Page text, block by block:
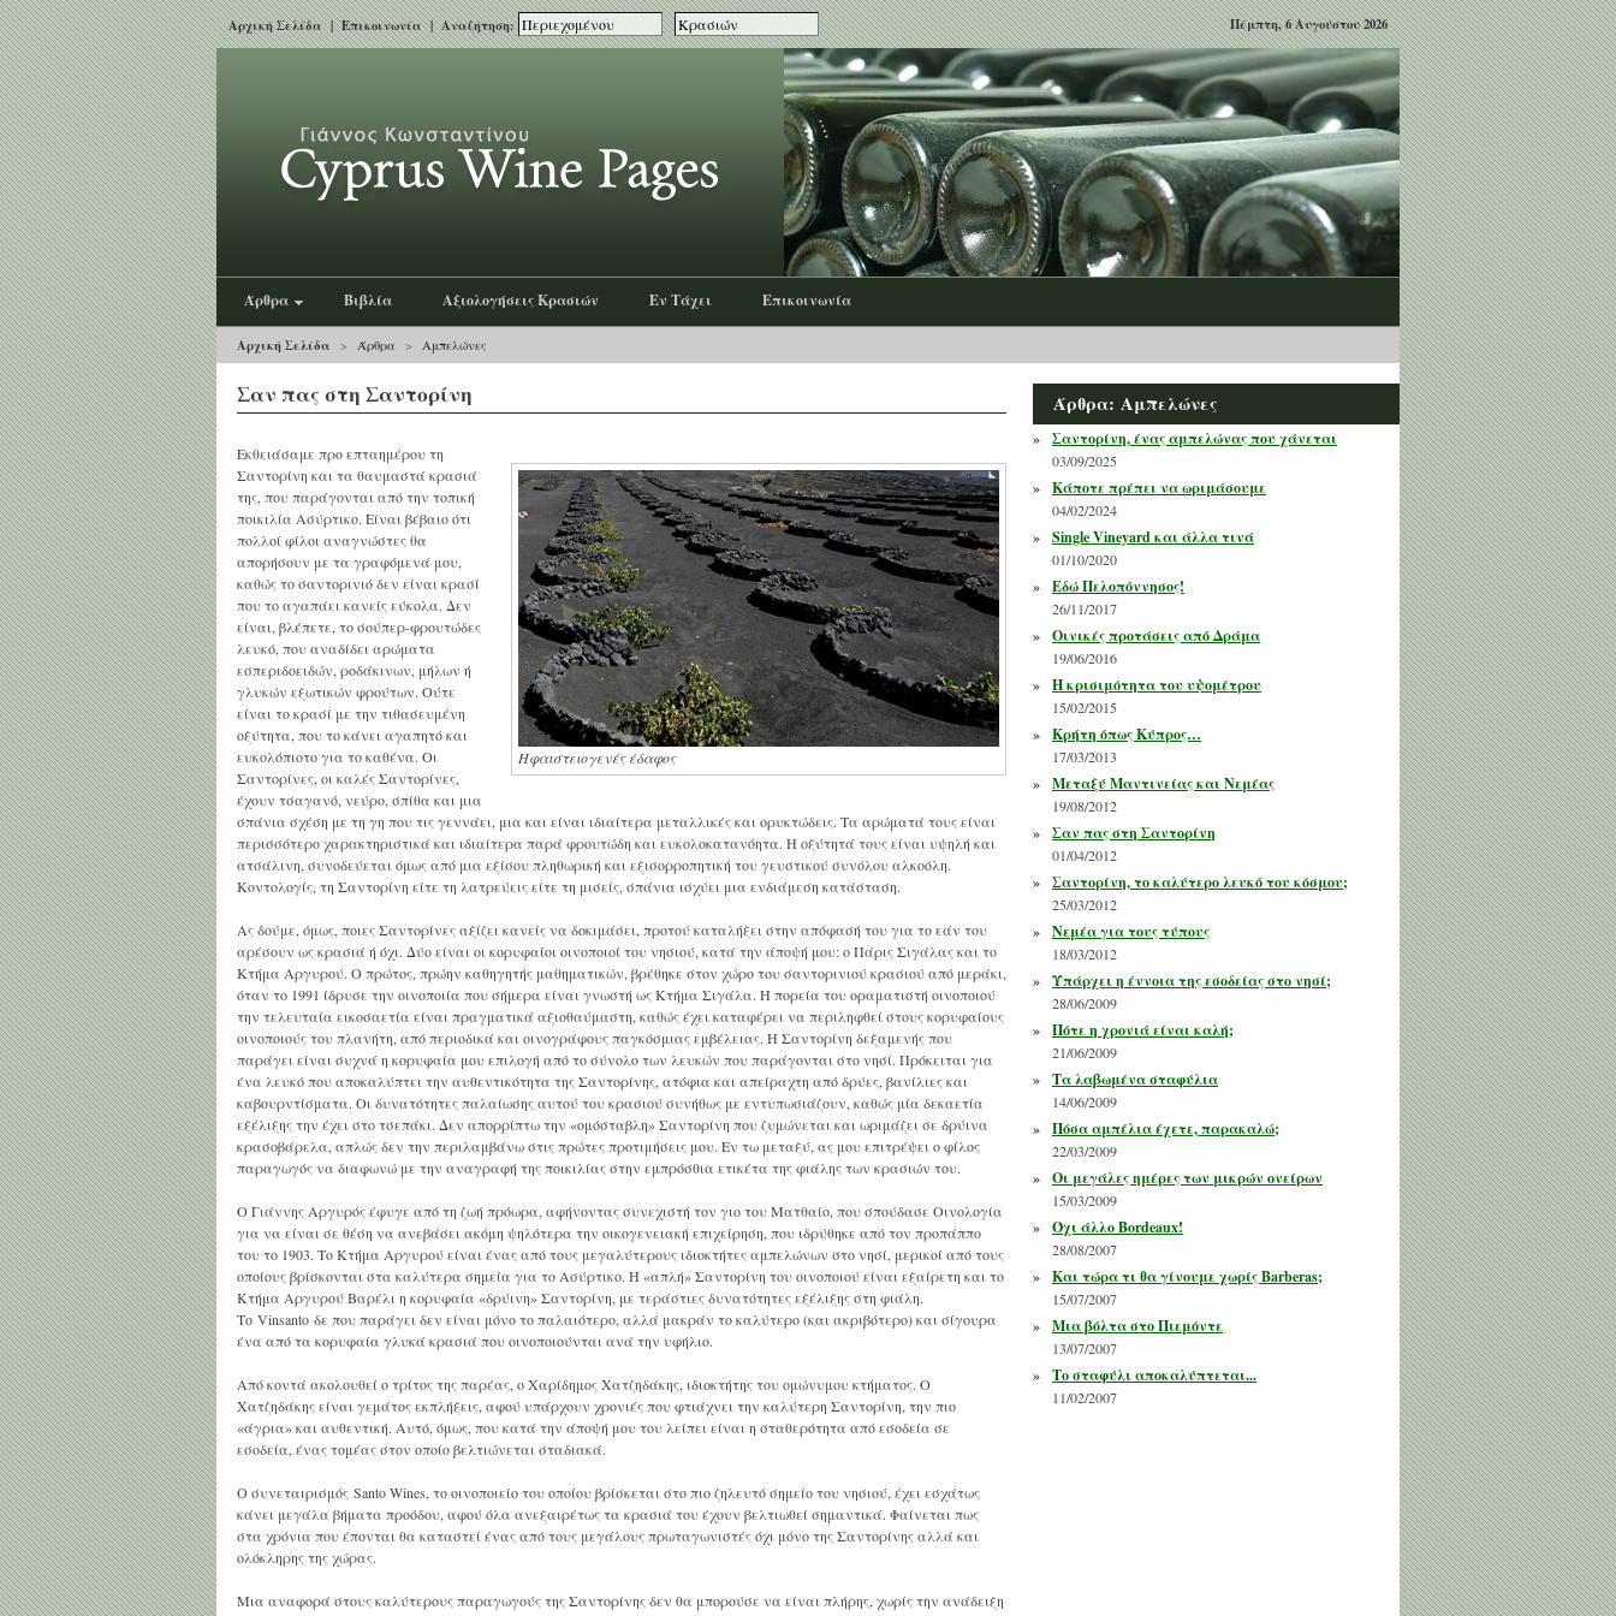
Αρχική Σελίδα|Επικοινωνία| Αναζήτηση: Πέμπτη, 6 Αυγούστου 2026
Άρθρα Βιβλία Αξιολογήσεις Κρασιών Εν Τάχει Επικοινωνία
Αρχική Σελίδα > Άρθρα > Αμπελώνες
Σαν πας στη Σαντορίνη
Ηφαιστειογενές έδαφος
Εκθειάσαμε προ επταημέρου τη
Σαντορίνη και τα θαυμαστά κρασιά
της, που παράγονται από την τοπική
ποικιλία Ασύρτικο. Είναι βέβαιο ότι
πολλοί φίλοι αναγνώστες θα
απορήσουν με τα γραφόμενά μου,
καθώς το σαντορινιό δεν είναι κρασί
που το αγαπάει κανείς εύκολα. Δεν
είναι, βλέπετε, το σούπερ-φρουτώδες
λευκό, που αναδίδει αρώματα
εσπεριδοειδών, ροδάκινων, μήλων ή
γλυκών εξωτικών φρούτων. Ούτε
είναι το κρασί με την τιθασευμένη
οξύτητα, που το κάνει αγαπητό και
ευκολόπιοτο για το καθένα. Οι
Σαντορίνες, οι καλές Σαντορίνες,
έχουν τσαγανό, νεύρο, σπίθα και μια
σπάνια σχέση με τη γη που τις γεννάει, μια και είναι ιδιαίτερα μεταλλικές και ορυκτώδεις. Τα αρώματά τους είναι
περισσότερο χαρακτηριστικά και ιδιαίτερα παρά φρουτώδη και ευκολοκατανόητα. Η οξύτητά τους είναι υψηλή και
ατσάλινη, συνοδεύεται όμως από μια εξίσου πληθωρική και εξισορροπητική του γευστικού συνόλου αλκοόλη.
Κοντολογίς, τη Σαντορίνη είτε τη λατρεύεις είτε τη μισείς, σπάνια ισχύει μια ενδιάμεση κατάσταση.
Ας δούμε, όμως, ποιες Σαντορίνες αξίζει κανείς να δοκιμάσει, προτού καταλήξει στην απόφασή του για το εάν του
αρέσουν ως κρασιά ή όχι. Δύο είναι οι κορυφαίοι οινοποιοί του νησιού, κατά την άποψή μου: ο Πάρις Σιγάλας και το
Κτήμα Αργυρού. Ο πρώτος, πρώην καθηγητής μαθηματικών, βρέθηκε στον χώρο του σαντορινιού κρασιού από μεράκι,
όταν το 1991 ίδρυσε την οινοποιία που σήμερα είναι γνωστή ως Κτήμα Σιγάλα. Η πορεία του οραματιστή οινοποιού
την τελευταία εικοσαετία είναι πραγματικά αξιοθαύμαστη, καθώς έχει καταφέρει να περιληφθεί στους κορυφαίους
οινοποιούς του πλανήτη, από περιοδικά και οινογράφους παγκόσμιας εμβέλειας. Η Σαντορίνη δεξαμενής που
παράγει είναι συχνά η κορυφαία μου επιλογή από το σύνολο των λευκών που παράγονται στο νησί. Πρόκειται για
ένα λευκό που αποκαλύπτει την αυθεντικότητα της Σαντορίνης, ατόφια και απείραχτη από δρύες, βανίλιες και
καβουρντίσματα. Οι δυνατότητες παλαίωσης αυτού του κρασιού συνήθως με εντυπωσιάζουν, καθώς μία δεκαετία
εξέλιξης την έχει στο τσεπάκι. Δεν απορρίπτω την «ομόσταβλη» Σαντορίνη που ζυμώνεται και ωριμάζει σε δρύινα
κρασοβάρελα, απλώς δεν την περιλαμβάνω στις πρώτες προτιμήσεις μου. Εν τω μεταξύ, ας μου επιτρέψει ο φίλος
παραγωγός να διαφωνώ με την αναγραφή της ποικιλίας στην εμπρόσθια ετικέτα της φιάλης των κρασιών του.
Ο Γιάννης Αργυρός έφυγε από τη ζωή πρόωρα, αφήνοντας συνεχιστή τον γιο του Ματθαίο, που σπούδασε Οινολογία
για να είναι σε θέση να ανεβάσει ακόμη ψηλότερα την οικογενειακή επιχείρηση, που ιδρύθηκε από τον προπάππο
του το 1903. Το Κτήμα Αργυρού είναι ένας από τους μεγαλύτερους ιδιοκτήτες αμπελώνων στο νησί, μερικοί από τους
οποίους βρίσκονται στα καλύτερα σημεία για το Ασύρτικο. Η «απλή» Σαντορίνη του οινοποιού είναι εξαίρετη και το
Κτήμα Αργυρού Βαρέλι η κορυφαία «δρύινη» Σαντορίνη, με τεράστιες δυνατότητες εξέλιξης στη φιάλη.
Το Vinsanto δε που παράγει δεν είναι μόνο το παλαιότερο, αλλά μακράν το καλύτερο (και ακριβότερο) και σίγουρα
ένα από τα κορυφαία γλυκά κρασιά που οινοποιούνται ανά την υφήλιο.
Από κοντά ακολουθεί ο τρίτος της παρέας, ο Χαρίδημος Χατζηδάκης, ιδιοκτήτης του ομώνυμου κτήματος. Ο
Χατζηδάκης είναι γεμάτος εκπλήξεις, αφού υπάρχουν χρονιές που φτιάχνει την καλύτερη Σαντορίνη, την πιο
«άγρια» και αυθεντική. Αυτό, όμως, που κατά την άποψή μου του λείπει είναι η σταθερότητα από εσοδεία σε
εσοδεία, ένας τομέας στον οποίο βελτιώνεται σταδιακά.
Ο συνεταιρισμός Santo Wines, το οινοποιείο του οποίου βρίσκεται στο πιο ζηλευτό σημείο του νησιού, έχει εσχάτως
κάνει μεγάλα βήματα προόδου, αφού όλα ανεξαιρέτως τα κρασιά του έχουν βελτιωθεί σημαντικά. Φαίνεται πως
στα χρόνια που έπονται θα καταστεί ένας από τους μεγάλους πρωταγωνιστές όχι μόνο της Σαντορίνης αλλά και
ολόκληρης της χώρας.
Μια αναφορά στους καλύτερους παραγωγούς της Σαντορίνης δεν θα μπορούσε να είναι πλήρης, χωρίς την ανάδειξη
Άρθρα: Αμπελώνες
» Σαντορίνη, ένας αμπελώνας που χάνεται
03/09/2025
» Κάποτε πρέπει να ωριμάσουμε
04/02/2024
» Single Vineyard και άλλα τινά
01/10/2020
» Εδώ Πελοπόννησος!
26/11/2017
» Οινικές προτάσεις από Δράμα
19/06/2016
» Η κρισιμότητα του υψομέτρου
15/02/2015
» Κρήτη όπως Κύπρος…
17/03/2013
» Μεταξύ Μαντινείας και Νεμέας
19/08/2012
» Σαν πας στη Σαντορίνη
01/04/2012
» Σαντορίνη, το καλύτερο λευκό του κόσμου;
25/03/2012
» Νεμέα για τους τύπους
18/03/2012
» Υπάρχει η έννοια της εσοδείας στο νησί;
28/06/2009
» Πότε η χρονιά είναι καλή;
21/06/2009
» Τα λαβωμένα σταφύλια
14/06/2009
» Πόσα αμπέλια έχετε, παρακαλώ;
22/03/2009
» Οι μεγάλες ημέρες των μικρών ονείρων
15/03/2009
» Όχι άλλο Bordeaux!
28/08/2007
» Και τώρα τι θα γίνουμε χωρίς Barberas;
15/07/2007
» Μια βόλτα στο Πιεμόντε
13/07/2007
» Το σταφύλι αποκαλύπτεται...
11/02/2007